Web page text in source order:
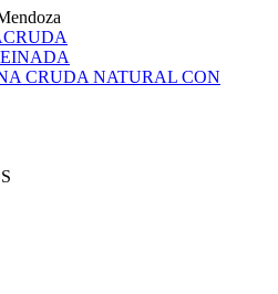
CRUDA NATURAL CON